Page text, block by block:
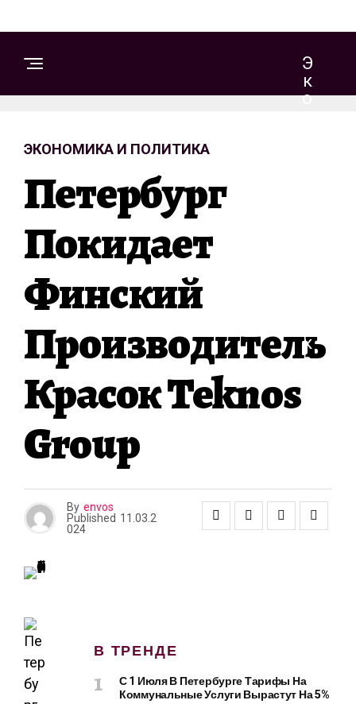
Э
К
О
К
А
ЭКОНОМИКА И ПОЛИТИКА
Петербург
Покидает
Финский
Производитель
Красок Teknos
Group
By envos
Published 11.03.2
024
В ТРЕНДЕ
С 1 Июля В Петербурге Тарифы На
Коммунальные Услуги Вырастут На 5%